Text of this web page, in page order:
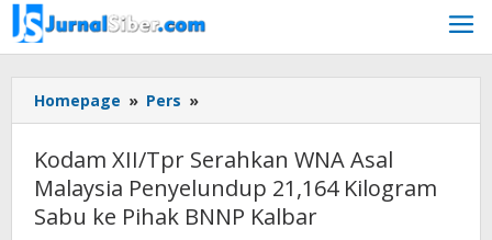
Skip
to
content
Homepage » Pers »
XII/Tpr
WNA
Asal
Malaysia
Kodam XII/Tpr Serahkan WNA Asal
Malaysia Penyelundup 21,164 Kilogram
Sabu ke Pihak BNNP Kalbar